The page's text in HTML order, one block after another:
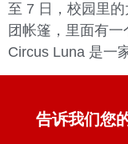
至 7 日，校园里
团帐篷，里面有一
Circus Luna 是一
告诉我们您